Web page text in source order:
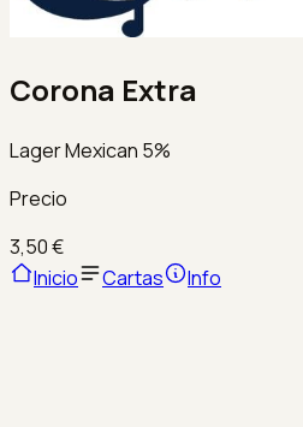
Corona Extra
Lager Mexican 5%
Precio
3,50 €
Inicio
Cartas Info